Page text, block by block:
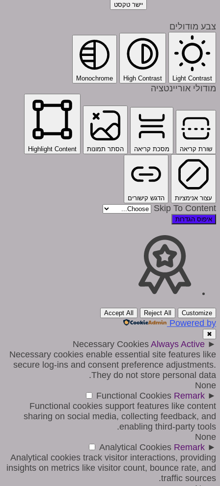
יישר טקסט
צבע מודולים
Light Contrast
High Contrast
Monochrome
מודולי אוריינטציה
שורת קריאה מסכת קריאה הסתר תמונות Highlight Content
עצור אנימציות הדגש קישורים
Skip To Content
איפוס הגדרות
Customize
Reject All
Accept All
Powered by
✖
►
Necessary Cookies Always Active
Necessary cookies enable essential site features like
secure log-ins and consent preference adjustments.
They do not store personal data.
None
►
Functional Cookies Remark
Functional cookies support features like content
sharing on social media, collecting feedback, and
enabling third-party tools.
None
►
Analytical Cookies Remark
Analytical cookies track visitor interactions, providing
insights on metrics like visitor count, bounce rate, and
traffic sources.